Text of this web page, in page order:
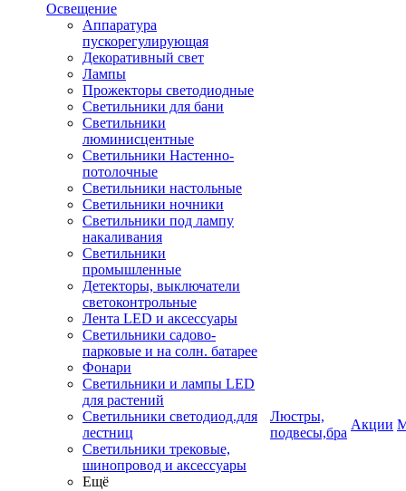
Освещение
Аппаратура
пускорегулирующая
Декоративный свет
Лампы
Прожекторы светодиодные
Светильники для бани
Светильники
люминисцентные
Светильники Настенно-
потолочные
Светильники настольные
Светильники ночники
Светильники под лампу
накаливания
Светильники
промышленные
Детекторы, выключатели
светоконтрольные
Лента LED и аксессуары
Светильники садово-
парковые и на солн. батарее
Фонари
Светильники и лампы LED
для растений
Светильники светодиод.для
лестниц
Светильники трековые,
шинопровод и аксессуары
Ещё
Люстры,
подвесы,бра
Акции